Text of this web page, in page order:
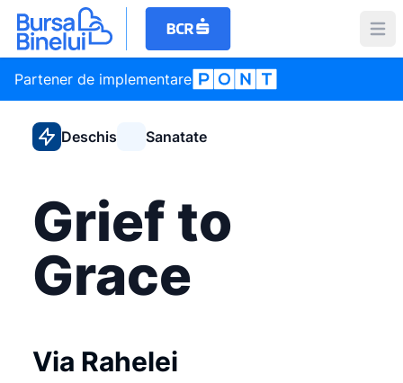
Partener de implementare
Deschis Sanatate
Grief to
Grace
Via Rahelei